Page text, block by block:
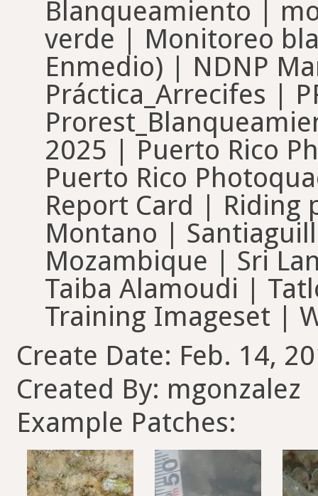
Blanqueamiento |
verde | Monitoreo
Enmedio) | NDNP
Práctica_Arrecifes |
2025 | Puerto Rico
Puerto Rico
Report Card | Riding
Montano |
Mozambique | Sri
Taiba Alamoudi |
Training Imageset |
Create Date: Feb. 14,
Created By: mgonzalez
Example Patches: